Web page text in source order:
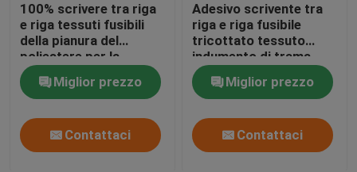
Fabbricazione a partire da fibre sintetiche
100% scrivere tra riga
e riga tessuti fusibili
della pianura del
poliestere per la
biancheria intima delle
donneMiglior prezzo
Contattaci
Adesivo scrivente tra
riga e riga fusibile
tricottato tessuto
indumento di trama
dell'inserzione
Miglior prezzo
Contattaci